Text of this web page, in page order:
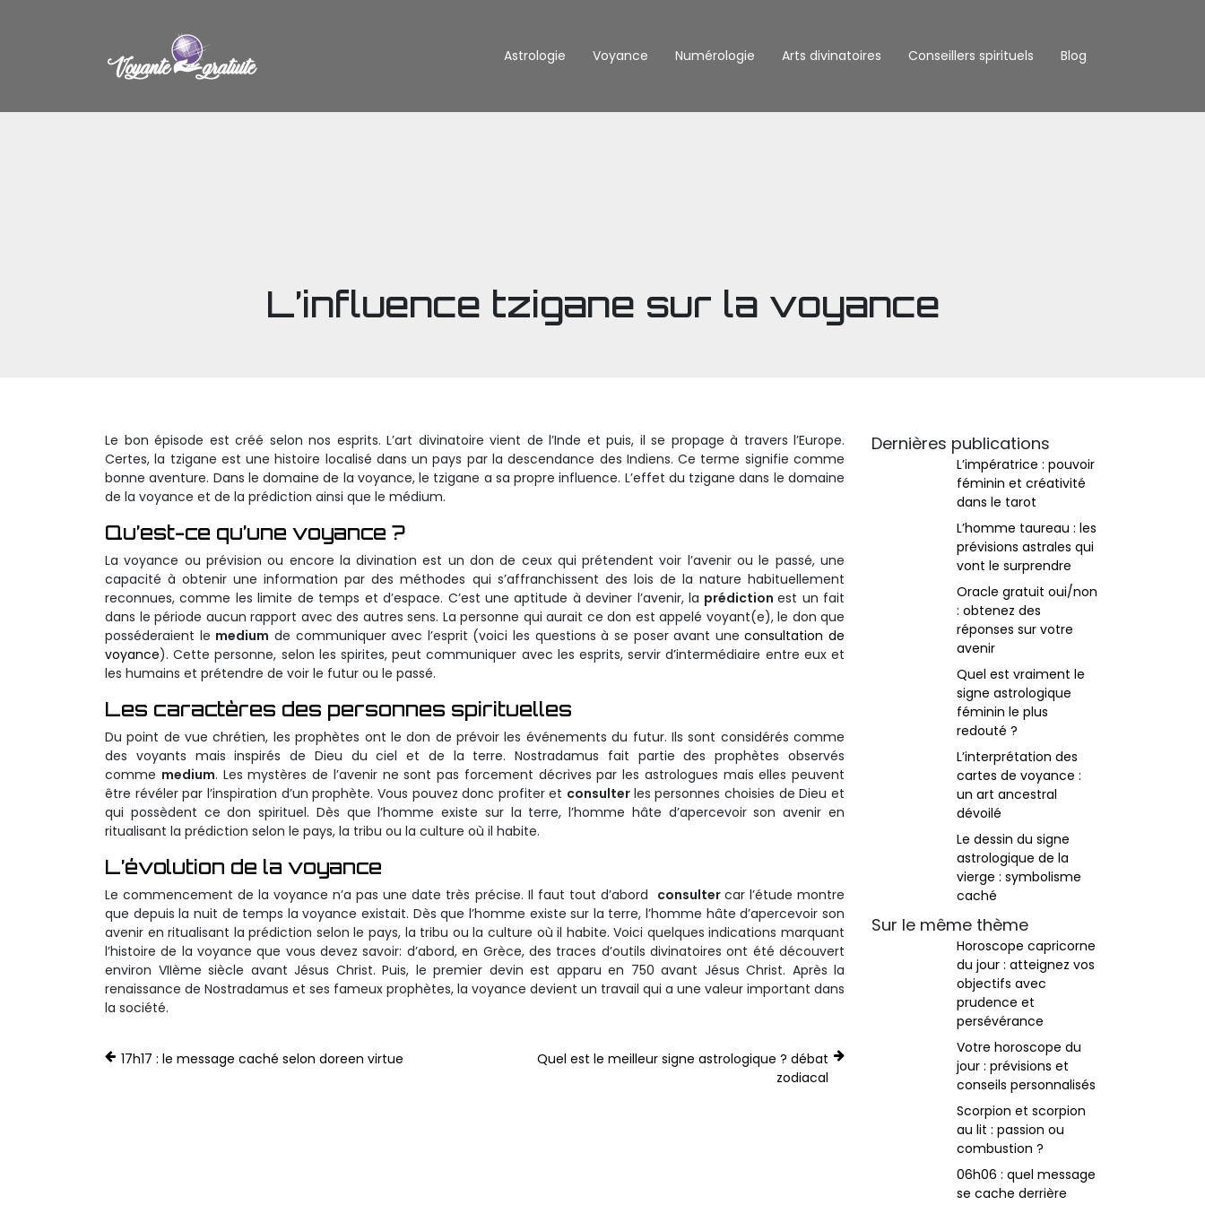
Astrologie Voyance Numérologie Arts divinatoires Conseillers spirituels Blog
L’influence tzigane sur la voyance
Le bon épisode est créé selon nos esprits. L’art divinatoire vient de l’Inde et puis, il se propage à travers l’Europe.
Certes, la tzigane est une histoire localisé dans un pays par la descendance des Indiens. Ce terme signifie comme
bonne aventure. Dans le domaine de la voyance, le tzigane a sa propre influence. L’effet du tzigane dans le domaine
de la voyance et de la prédiction ainsi que le médium.
Qu’est-ce qu’une voyance ?
La voyance ou prévision ou encore la divination est un don de ceux qui prétendent voir l’avenir ou le passé, une
capacité à obtenir une information par des méthodes qui s’affranchissent des lois de la nature habituellement
reconnues, comme les limite de temps et d’espace. C’est une aptitude à deviner l’avenir, la prédictionest un fait
dans le période aucun rapport avec des autres sens. La personne qui aurait ce don est appelé voyant(e), le don que
posséderaient le medium de communiquer avec l’esprit (voici les questions à se poser avant uneconsultation de
voyance). Cette personne, selon les spirites, peut communiquer avec les esprits, servir d’intermédiaire entre eux et
les humains et prétendre de voir le futur ou le passé.
Les caractères des personnes spirituelles
Du point de vue chrétien, les prophètes ont le don de prévoir les événements du futur. Ils sont considérés comme
des voyants mais inspirés de Dieu du ciel et de la terre. Nostradamus fait partie des prophètes observés
comme medium. Les mystères de l’avenir ne sont pas forcement décrives par les astrologues mais elles peuvent
être révéler par l’inspiration d’un prophète. Vous pouvez donc profiter et consulter les personnes choisies de Dieu et
qui possèdent ce don spirituel. Dès que l’homme existe sur la terre, l’homme hâte d’apercevoir son avenir en
ritualisant la prédiction selon le pays, la tribu ou la culture où il habite.
L’évolution de la voyance
Le commencement de la voyance n’a pas une date très précise. Il faut tout d’abord consulter car l’étude montre
que depuis la nuit de temps la voyance existait. Dès que l’homme existe sur la terre, l’homme hâte d’apercevoir son
avenir en ritualisant la prédiction selon le pays, la tribu ou la culture où il habite. Voici quelques indications marquant
l’histoire de la voyance que vous devez savoir: d’abord, en Grèce, des traces d’outils divinatoires ont été découvert
environ VIIème siècle avant Jésus Christ. Puis, le premier devin est apparu en 750 avant Jésus Christ. Après la
renaissance de Nostradamus et ses fameux prophètes, la voyance devient un travail qui a une valeur important dans
la société.
17h17 : le message caché selon doreen virtue
Quel est le meilleur signe astrologique ? débat
zodiacal
Dernières publications
L’impératrice : pouvoir
féminin et créativité
dans le tarot
L’homme taureau : les
prévisions astrales qui
vont le surprendre
Oracle gratuit oui/non
: obtenez des
réponses sur votre
avenir
Quel est vraiment le
signe astrologique
féminin le plus
redouté ?
L’interprétation des
cartes de voyance :
un art ancestral
dévoilé
Le dessin du signe
astrologique de la
vierge : symbolisme
caché
Sur le même thème
Horoscope capricorne
du jour : atteignez vos
objectifs avec
prudence et
persévérance
Votre horoscope du
jour : prévisions et
conseils personnalisés
Scorpion et scorpion
au lit : passion ou
combustion ?
06h06 : quel message
se cache derrière